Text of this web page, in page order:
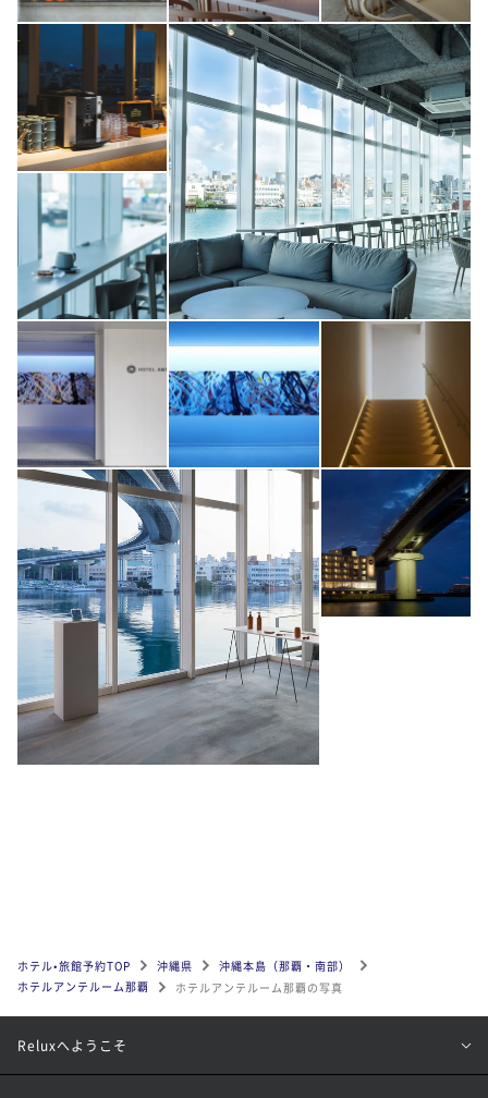
ホテル•旅館予約TOP 沖縄県
沖縄本島（那覇・南部）
ホテルアンテルーム那覇
ホテルアンテルーム那覇の写真
Reluxへようこそ